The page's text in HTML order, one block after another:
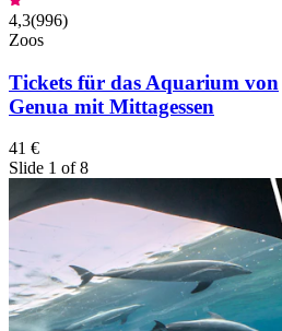
4,3(996)
Zoos
Tickets für das Aquarium von
Genua mit Mittagessen
41 €
Slide 1 of 8